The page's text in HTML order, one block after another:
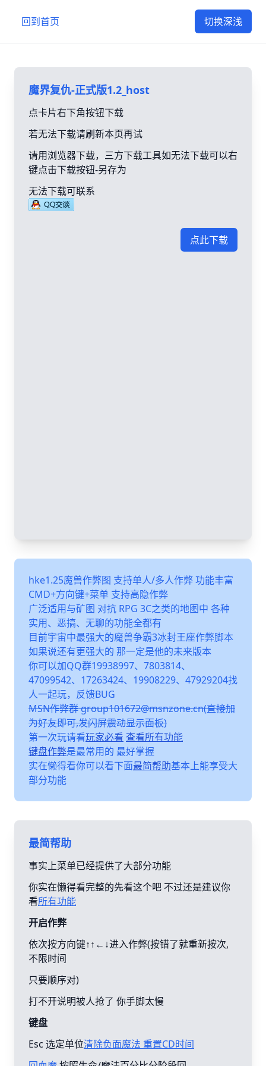
回到首页 切换深浅
魔界复仇-正式版1.2_host
点卡片右下角按钮下载
若无法下载请刷新本页再试
请用浏览器下载，三方下载工具如无法下载可以右
键点击下载按钮-另存为
无法下载可联系
点此下载
hke1.25魔兽作弊图 支持单人/多人作弊 功能丰富
CMD+方向键+菜单 支持高隐作弊
广泛适用与矿图 对抗 RPG 3C之类的地图中 各种
实用、恶搞、无聊的功能全都有
目前宇宙中最强大的魔兽争霸3冰封王座作弊脚本
如果说还有更强大的 那一定是他的未来版本
你可以加QQ群19938997、7803814、
47099542、17263424、19908229、47929204找
人一起玩，反馈BUG
MSN作弊群 group101672@msnzone.cn(直接加
为好友即可,发闪屏震动显示面板)
第一次玩请看玩家必看 查看所有功能
键盘作弊是最常用的 最好掌握
实在懒得看你可以看下面最简帮助基本上能享受大
部分功能
最简帮助
事实上菜单已经提供了大部分功能
你实在懒得看完整的先看这个吧 不过还是建议你
看所有功能
开启作弊
依次按方向键↑↑←↓进入作弊(按错了就重新按次,
不限时间
只要顺序对)
打不开说明被人抢了 你手脚太慢
键盘
Esc 选定单位清除负面魔法 重置CD时间